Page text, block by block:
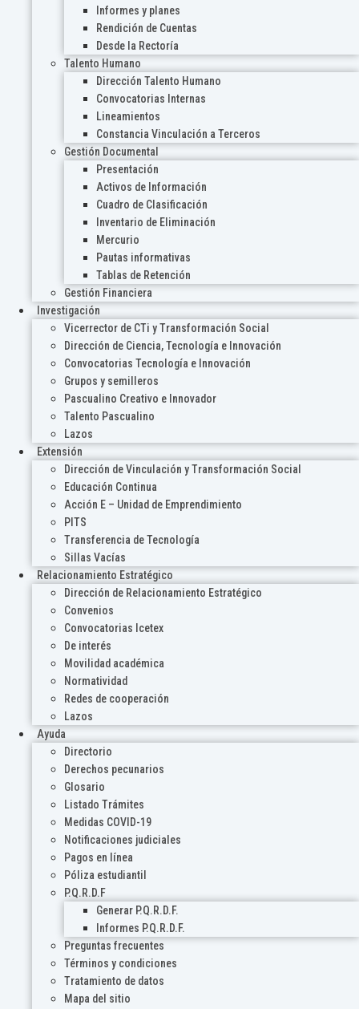
Informes y planes
Rendición de Cuentas
Desde la Rectoría
Talento Humano
Dirección Talento Humano
Convocatorias Internas
Lineamientos
Constancia Vinculación a Terceros
Gestión Documental
Presentación
Activos de Información
Cuadro de Clasificación
Inventario de Eliminación
Mercurio
Pautas informativas
Tablas de Retención
Gestión Financiera
Investigación
Vicerrector de CTi y Transformación Social
Dirección de Ciencia, Tecnología e Innovación
Convocatorias Tecnología e Innovación
Grupos y semilleros
Pascualino Creativo e Innovador
Talento Pascualino
Lazos
Extensión
Dirección de Vinculación y Transformación Social
Educación Continua
Acción E – Unidad de Emprendimiento
PITS
Transferencia de Tecnología
Sillas Vacías
Relacionamiento Estratégico
Dirección de Relacionamiento Estratégico
Convenios
Convocatorias Icetex
De interés
Movilidad académica
Normatividad
Redes de cooperación
Lazos
Ayuda
Directorio
Derechos pecunarios
Glosario
Listado Trámites
Medidas COVID-19
Notificaciones judiciales
Pagos en línea
Póliza estudiantil
P.Q.R.D.F
Generar P.Q.R.D.F.
Informes P.Q.R.D.F.
Preguntas frecuentes
Términos y condiciones
Tratamiento de datos
Mapa del sitio